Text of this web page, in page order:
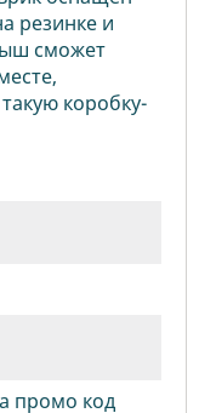
резинке и
сможет
коробку-
промо код